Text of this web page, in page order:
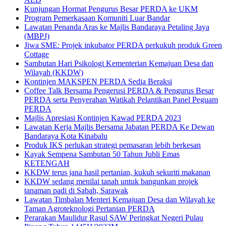
Kunjungan Hormat Pengurus Besar PERDA ke UKM
Program Pemerkasaan Komuniti Luar Bandar
Lawatan Penanda Aras ke Majlis Bandaraya Petaling Jaya
(MBPJ)
Jiwa SME: Projek inkubator PERDA perkukuh produk Green
Cottage
Sambutan Hari Psikologi Kementerian Kemajuan Desa dan
Wilayah (KKDW)
Kontinjen MAKSPEN PERDA Sedia Beraksi
Coffee Talk Bersama Pengerusi PERDA & Pengurus Besar
PERDA serta Penyerahan Watikah Pelantikan Panel Peguam
PERDA
Majlis Apresiasi Kontinjen Kawad PERDA 2023
Lawatan Kerja Majlis Bersama Jabatan PERDA Ke Dewan
Bandaraya Kota Kinabalu
Produk IKS perlukan strategi pemasaran lebih berkesan
Kayak Sempena Sambutan 50 Tahun Jubli Emas
KETENGAH
KKDW terus jana hasil pertanian, kukuh sekuriti makanan
KKDW sedang menilai tanah untuk bangunkan projek
tanaman padi di Sabah, Sarawak
Lawatan Timbalan Menteri Kemajuan Desa dan Wilayah ke
Taman Agroteknologi Pertanian PERDA
Perarakan Maulidur Rasul SAW Peringkat Negeri Pulau